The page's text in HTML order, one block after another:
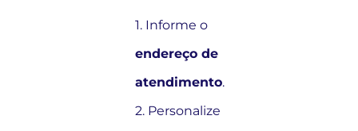
1. Informe o
endereço de
atendimento.
2. Personalize